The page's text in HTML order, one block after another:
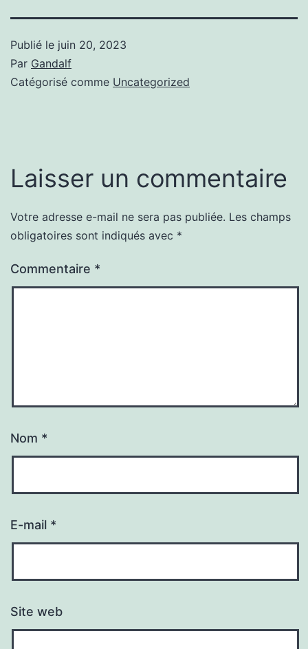
Publié le juin 20, 2023
Par Gandalf
Catégorisé comme Uncategorized
Laisser un commentaire
Votre adresse e-mail ne sera pas publiée. Les champs
obligatoires sont indiqués avec *
Commentaire *
Nom *
E-mail *
Site web